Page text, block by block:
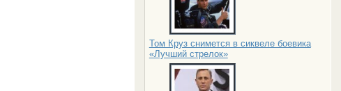
Том Круз снимется в сиквеле боевика
«Лучший стрелок»